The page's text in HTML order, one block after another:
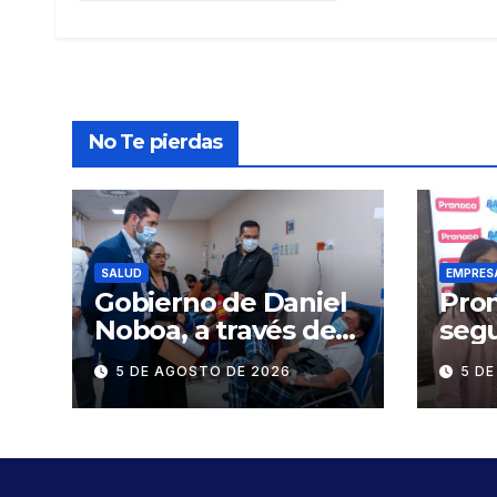
No Te pierdas
SALUD
Gobierno de Daniel
Noboa, a través del
IESS, refuerza el
abastecimiento de
insulina en 86
salud
5 DE AGOSTO DE 2026 5